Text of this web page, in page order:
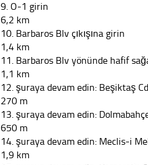
9. O-1 girin
6,2 km
10. Barbaros Blv çıkışına girin
1,4 km
11. Barbaros Blv yönünde hafif
1,1 km
12. şuraya devam edin: Beşiktaş Cd
270 m
13. şuraya devam edin:
650 m
14. şuraya devam edin: Meclis-i
1,9 km